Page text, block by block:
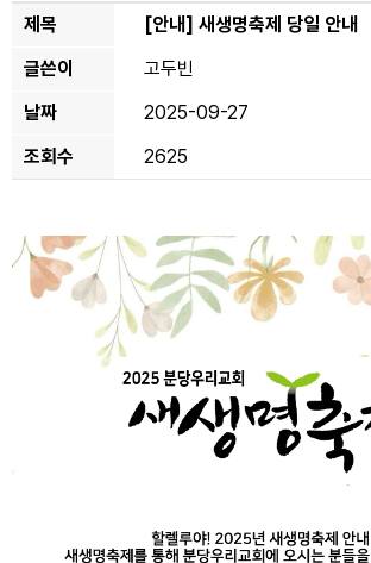
제목 [안내] 새생명축제 당일 안내
글쓴이
고두빈
날짜
2025-09-27
조회수
2625